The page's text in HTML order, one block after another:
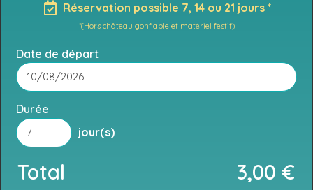
Réservation possible 7, 14 ou 21 jours *
*(Hors château gonflable et matériel festif)
Date de départ
Durée
jour(s)
Total 3,00€